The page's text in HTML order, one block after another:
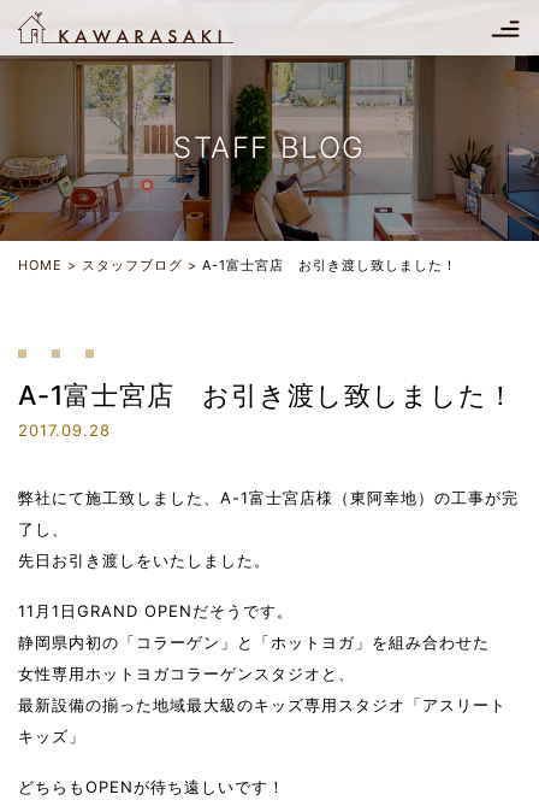
STAFF BLOG
HOME スタッフブログ A-1富士宮店 お引き渡し致しました！
A-1富士宮店 お引き渡し致しました！
2017.09.28
弊社にて施工致しました、A-1富士宮店様（東阿幸地）の工事が完
了し、
先日お引き渡しをいたしました。
11月1日GRAND OPENだそうです。
静岡県内初の「コラーゲン」と「ホットヨガ」を組み合わせた
女性専用ホットヨガコラーゲンスタジオと、
最新設備の揃った地域最大級のキッズ専用スタジオ「アスリート
キッズ」
どちらもOPENが待ち遠しいです！